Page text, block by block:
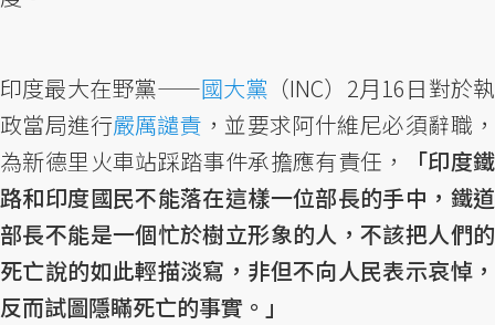
印度最大在野黨——國大黨（INC）2月16日對於執
政當局進行嚴厲譴責 ，並要求阿什維尼必須辭職，
為新德里火車站踩踏事件承擔應有責任，
「印度鐵
路和印度國民不能落在這樣一位部長的手中，鐵道
部長不能是一個忙於樹立形象的人，不該把人們的
死亡說的如此輕描淡寫，非但不向人民表示哀悼，
反而試圖隱瞞死亡的事實。」